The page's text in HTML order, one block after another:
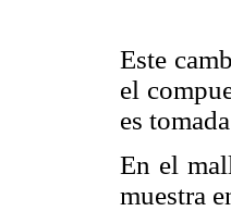
Este
el
es
En el
muestra